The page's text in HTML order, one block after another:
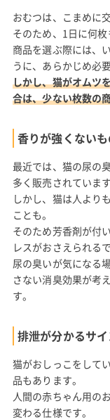
おむつは、こまめに
そのため、1日に何枚
商品を選ぶ際には、
うに、あらかじめ必
しかし、猫がオムツ
合は、少ない枚数の
香りが強くない
最近では、猫の尿の
多く販売されています
しかし、猫は人より
ことも。
そのため芳香剤が付
レスがおさえられる
尿の臭いが気になる
さない消臭効果が考
す。
排泄が分かるサ
猫がおしっこをして
品もあります。
人間の赤ちゃん用の
変わる仕様です。